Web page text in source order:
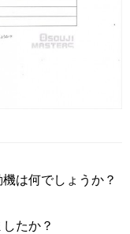
は何でしょうか？
たか？